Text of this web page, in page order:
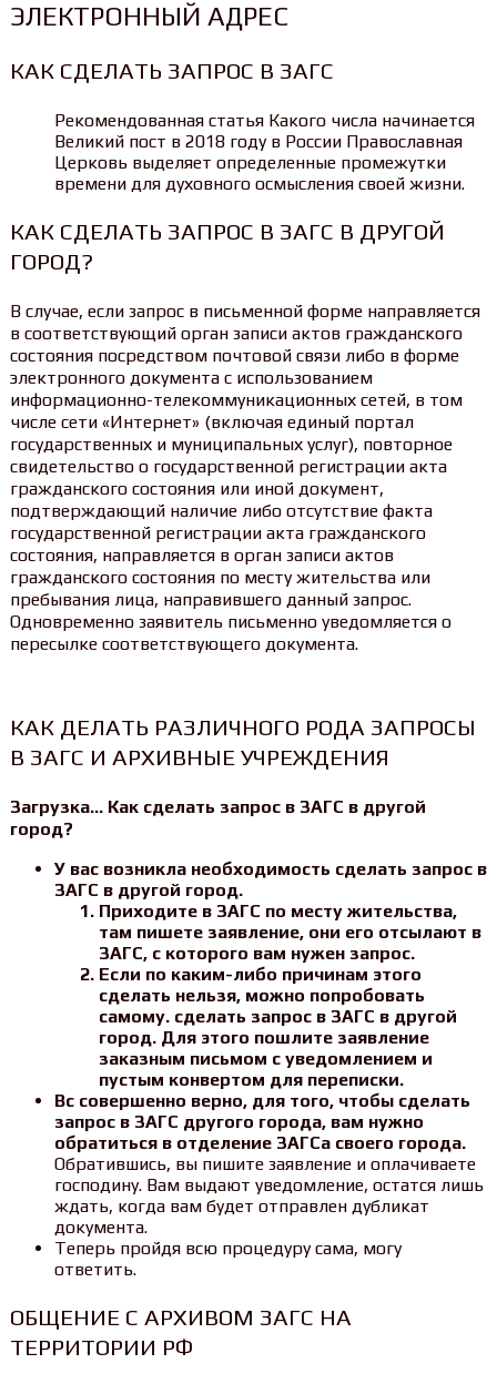
ЭЛЕКТРОННЫЙ АДРЕС
КАК СДЕЛАТЬ ЗАПРОС В ЗАГС
Рекомендованная статья Какого числа начинается
Великий пост в 2018 году в России Православная
Церковь выделяет определенные промежутки
времени для духовного осмысления своей жизни.
КАК СДЕЛАТЬ ЗАПРОС В ЗАГС В ДРУГОЙ
ГОРОД?
В случае, если запрос в письменной форме направляется
в соответствующий орган записи актов гражданского
состояния посредством почтовой связи либо в форме
электронного документа с использованием
информационно-телекоммуникационных сетей, в том
числе сети «Интернет» (включая единый портал
государственных и муниципальных услуг), повторное
свидетельство о государственной регистрации акта
гражданского состояния или иной документ,
подтверждающий наличие либо отсутствие факта
государственной регистрации акта гражданского
состояния, направляется в орган записи актов
гражданского состояния по месту жительства или
пребывания лица, направившего данный запрос.
Одновременно заявитель письменно уведомляется о
пересылке соответствующего документа.
КАК ДЕЛАТЬ РАЗЛИЧНОГО РОДА ЗАПРОСЫ
В ЗАГС И АРХИВНЫЕ УЧРЕЖДЕНИЯ
Загрузка… Как сделать запрос в ЗАГС в другой
город?
У вас возникла необходимость сделать запрос в
ЗАГС в другой город.
Приходите в ЗАГС по месту жительства,
там пишете заявление, они его отсылают в
ЗАГС, с которого вам нужен запрос.
Если по каким-либо причинам этого
сделать нельзя, можно попробовать
самому. сделать запрос в ЗАГС в другой
город. Для этого пошлите заявление
заказным письмом с уведомлением и
пустым конвертом для переписки.
Вс совершенно верно, для того, чтобы сделать
запрос в ЗАГС другого города, вам нужно
обратиться в отделение ЗАГСа своего города.
Обратившись, вы пишите заявление и оплачиваете
господину. Вам выдают уведомление, остатся лишь
ждать, когда вам будет отправлен дубликат
документа.
Теперь пройдя всю процедуру сама, могу
ответить.
ОБЩЕНИЕ С АРХИВОМ ЗАГС НА
ТЕРРИТОРИИ РФ